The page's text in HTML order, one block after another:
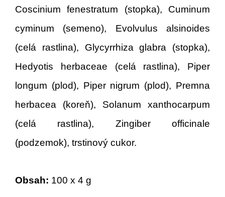
Coscinium fenestratum (stopka), Cuminum
cyminum (semeno), Evolvulus alsinoides
(celá rastlina), Glycyrrhiza glabra (stopka),
Hedyotis herbaceae (celá rastlina), Piper
longum (plod), Piper nigrum (plod), Premna
herbacea (koreň), Solanum xanthocarpum
(celá rastlina), Zingiber officinale
(podzemok), trstinový cukor.
Obsah: 100 x 4 g